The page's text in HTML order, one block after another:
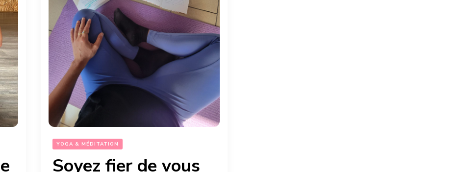
YOGA & MÉDITATION
Soyez fier de vous